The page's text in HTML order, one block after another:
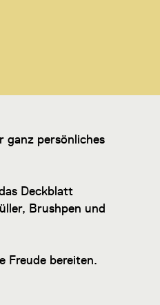
ganz persönliches
Deckblatt
Brushpen und
Freude bereiten.